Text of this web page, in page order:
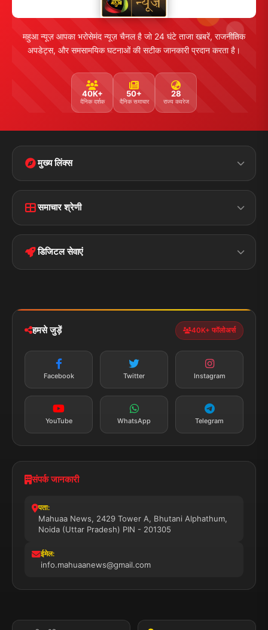
महुआ न्यूज़ आपका भरोसेमंद न्यूज़ चैनल है जो 24 घंटे ताजा खबरें, राजनीतिक
अपडेट्स, और समसामयिक घटनाओं की सटीक जानकारी प्रदान करता है।
40K+
दैनिक दर्शक
50+
दैनिक समाचार
28
राज्य कवरेज
मुख्य लिंक्स
Terms &
Privacy Policy
समाचार श्रेणी
पॉलिटिकल झारखण्ड
डिजिटल सेवाएं
न्यूज़ अलर्ट
तत्काल अपडेट
सब्सक्राइब करें
हमसे जुड़ें 40K+ फॉलोअर्स
Facebook Twitter Instagram
YouTube WhatsApp Telegram
संपर्क जानकारी
पता:
Mahuaa News, 2429 Tower A, Bhutani Alphathum,
Noida (Uttar Pradesh) PIN - 201305
ईमेल:
info.mahuaanews@gmail.com